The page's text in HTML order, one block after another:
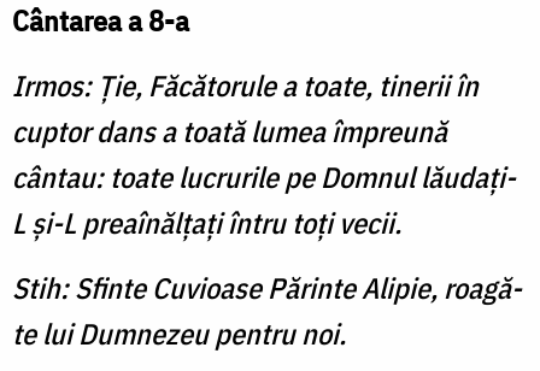
Cântarea a 8-a
Irmos: Ţie, Făcătorule a toate, tinerii în
cuptor dans a toată lumea împreună
cântau: toate lucrurile pe Domnul lăudaţi-
L şi-L preaînălţaţi întru toţi vecii.
Stih: Sfinte Cuvioase Părinte Alipie, roagă-
te lui Dumnezeu pentru noi.